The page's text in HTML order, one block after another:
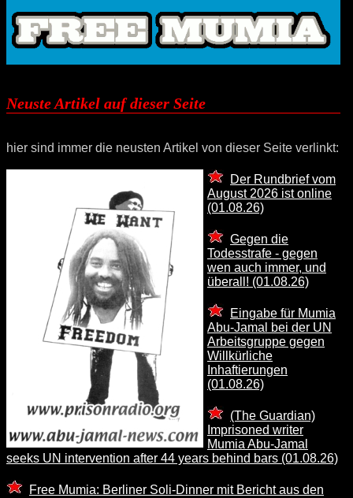
Neuste Artikel auf dieser Seite
hier sind immer die neusten Artikel von dieser Seite verlinkt:
Der Rundbrief vom
August 2026 ist online
(01.08.26)
Gegen die
Todesstrafe - gegen
wen auch immer, und
überall! (01.08.26)
Eingabe für Mumia
Abu-Jamal bei der UN
Arbeitsgruppe gegen
Willkürliche
Inhaftierungen
(01.08.26)
(The Guardian)
Imprisoned writer
Mumia Abu-Jamal
seeks UN intervention after 44 years behind bars (01.08.26)
Free Mumia: Berliner Soli-Dinner mit Bericht aus den